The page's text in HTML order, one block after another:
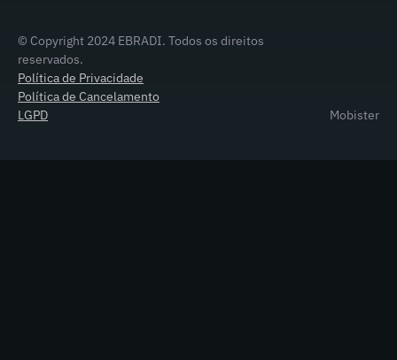
© Copyright 2024 EBRADI. Todos os direitos
reservados.
Política de Privacidade
Política de Cancelamento
LGPD
Mobister